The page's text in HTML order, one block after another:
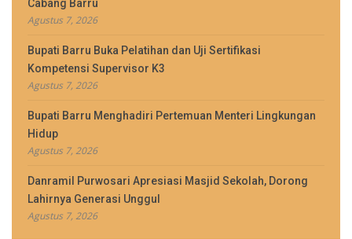
Cabang Barru
Agustus 7, 2026
Bupati Barru Buka Pelatihan dan Uji Sertifikasi
Kompetensi Supervisor K3
Agustus 7, 2026
Bupati Barru Menghadiri Pertemuan Menteri Lingkungan
Hidup
Agustus 7, 2026
Danramil Purwosari Apresiasi Masjid Sekolah, Dorong
Lahirnya Generasi Unggul
Agustus 7, 2026